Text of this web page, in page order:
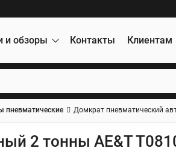
и обзоры Контакты Клиентам
пневматические Домкрат пневматический
2 тонны AE&T